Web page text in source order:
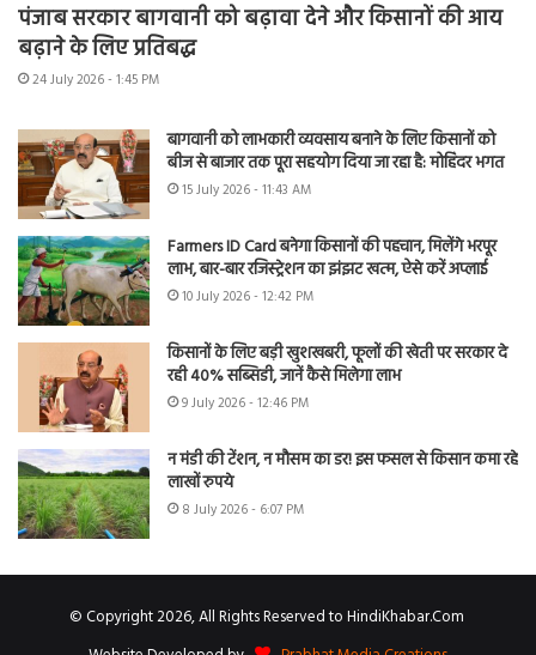
पंजाब सरकार बागवानी को बढ़ावा देने और किसानों की आय
बढ़ाने के लिए प्रतिबद्ध
24 July 2026 - 1:45 PM
बागवानी को लाभकारी व्यवसाय बनाने के लिए किसानों को
बीज से बाजार तक पूरा सहयोग दिया जा रहा है: मोहिंदर भगत
15 July 2026 - 11:43 AM
Farmers ID Card बनेगा किसानों की पहचान, मिलेंगे भरपूर
लाभ, बार-बार रजिस्ट्रेशन का झंझट खत्म, ऐसे करें अप्लाई
10 July 2026 - 12:42 PM
किसानों के लिए बड़ी खुशखबरी, फूलों की खेती पर सरकार दे
रही 40% सब्सिडी, जानें कैसे मिलेगा लाभ
9 July 2026 - 12:46 PM
न मंडी की टेंशन, न मौसम का डर! इस फसल से किसान कमा रहे
लाखों रुपये
8 July 2026 - 6:07 PM
© Copyright 2026, All Rights Reserved to HindiKhabar.Com